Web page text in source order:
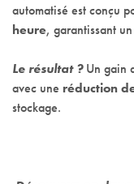
automatisé est conçu
heure, garantissant
Le résultat ?Un gain
avec une réduction
stockage.